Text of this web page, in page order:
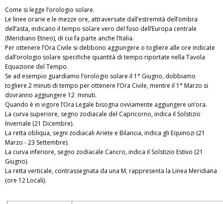
Come si legge l’orologio solare.
Le linee orarie e le mezze ore, attraversate dall’estremità dell’ombra
dell’asta, indicano il tempo solare vero del fuso dell’Europa centrale
(Meridiano Etneo), di cui fa parte anche l’Italia.
Per ottenere l’Ora Civile si debbono aggiungere o togliere alle ore indicate
dall’orologio solare specifiche quantità di tempo riportate nella Tavola
Equazione del Tempo.
Se ad esempio guardiamo l’orologio solare il 1° Giugno, dobbiamo
togliere 2 minuti di tempo per ottenere l’Ora Civile, mentre il 1° Marzo si
dovranno aggiungere 12 minuti.
Quando è in vigore l’Ora Legale bisogna ovviamente aggiungere un’ora.
La curva superiore, segno zodiacale del Capricorno, indica il Solstizio
Invernale (21 Dicembre).
La retta obliqua, segni zodiacali Ariete e Bilancia, indica gli Equinozi (21
Marzo - 23 Settembre).
La curva inferiore, segno zodiacale Cancro, indica il Solstizio Estivo (21
Giugno).
La retta verticale, contrassegnata da una M, rappresenta la Linea Meridiana
(ore 12 Locali).